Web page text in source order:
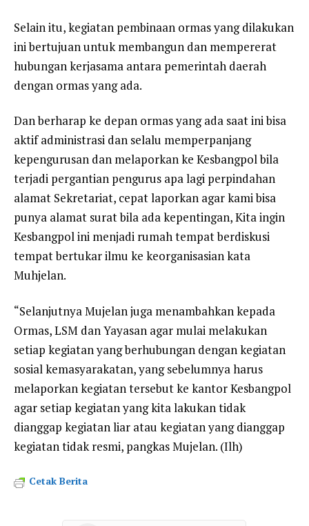
Selain itu, kegiatan pembinaan ormas yang dilakukan
ini bertujuan untuk membangun dan mempererat
hubungan kerjasama antara pemerintah daerah
dengan ormas yang ada.
Dan berharap ke depan ormas yang ada saat ini bisa
aktif administrasi dan selalu memperpanjang
kepengurusan dan melaporkan ke Kesbangpol bila
terjadi pergantian pengurus apa lagi perpindahan
alamat Sekretariat, cepat laporkan agar kami bisa
punya alamat surat bila ada kepentingan, Kita ingin
Kesbangpol ini menjadi rumah tempat berdiskusi
tempat bertukar ilmu ke keorganisasian kata
Muhjelan.
“Selanjutnya Mujelan juga menambahkan kepada
Ormas, LSM dan Yayasan agar mulai melakukan
setiap kegiatan yang berhubungan dengan kegiatan
sosial kemasyarakatan, yang sebelumnya harus
melaporkan kegiatan tersebut ke kantor Kesbangpol
agar setiap kegiatan yang kita lakukan tidak
dianggap kegiatan liar atau kegiatan yang dianggap
kegiatan tidak resmi, pangkas Mujelan. (Ilh)
Cetak Berita